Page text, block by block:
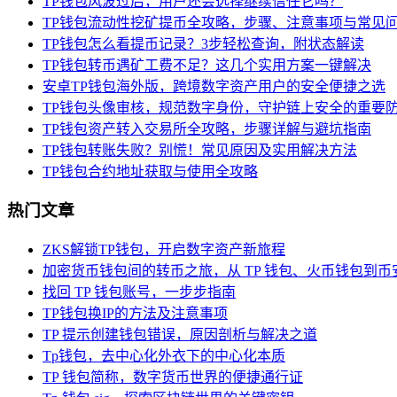
TP钱包流动性挖矿提币全攻略，步骤、注意事项与常见
TP钱包怎么看提币记录？3步轻松查询，附状态解读
TP钱包转币遇矿工费不足？这几个实用方案一键解决
安卓TP钱包海外版，跨境数字资产用户的安全便捷之选
TP钱包头像审核，规范数字身份，守护链上安全的重要
TP钱包资产转入交易所全攻略，步骤详解与避坑指南
TP钱包转账失败？别慌！常见原因及实用解决方法
TP钱包合约地址获取与使用全攻略
热门文章
ZKS解锁TP钱包，开启数字资产新旅程
加密货币钱包间的转币之旅，从 TP 钱包、火币钱包到币
找回 TP 钱包账号，一步步指南
TP钱包换IP的方法及注意事项
TP 提示创建钱包错误，原因剖析与解决之道
Tp钱包，去中心化外衣下的中心化本质
TP 钱包简称，数字货币世界的便捷通行证